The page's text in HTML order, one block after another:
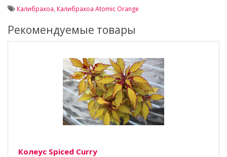
Калибрахоа, Калибрахоа Atomic Orange
Рекомендуемые товары
Колеус Spiced Curry